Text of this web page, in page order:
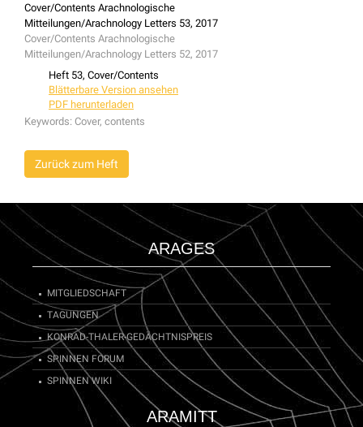
Cover/Contents Arachnologische
Mitteilungen/Arachnology Letters 53, 2017
Cover/Contents Arachnologische
Mitteilungen/Arachnology Letters 52, 2017
Heft 53, Cover/Contents
Blätterbare Version ansehen
PDF herunterladen
Keywords: Cover, contents
Zurück zum Heft
ARAGES
MITGLIEDSCHAFT
TAGUNGEN
KONRAD-THALER-GEDÄCHTNISPREIS
SPINNEN FORUM
SPINNEN WIKI
ARAMITT